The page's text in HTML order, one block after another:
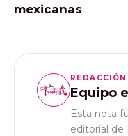
mexicanas.
Equipo
Esta nota
editorial de